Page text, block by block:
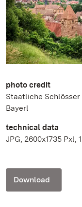
photo credit
Staatliche
Bayerl
technical data
JPG, 2600x1735 Pxl,
Download